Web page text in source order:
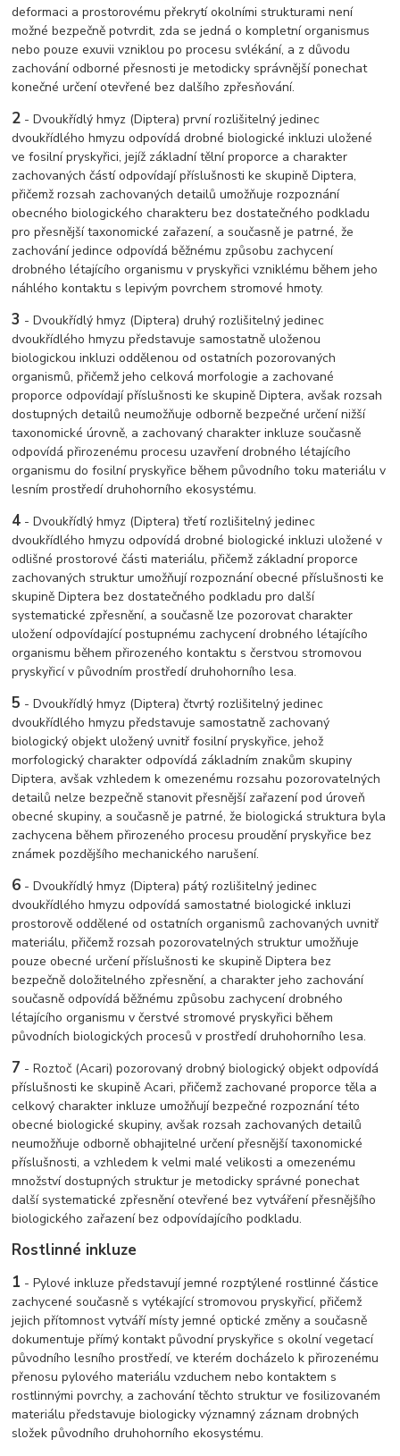
deformaci a prostorovému překrytí okolními strukturami není
možné bezpečně potvrdit, zda se jedná o kompletní organismus
nebo pouze exuvii vzniklou po procesu svlékání, a z důvodu
zachování odborné přesnosti je metodicky správnější ponechat
konečné určení otevřené bez dalšího zpřesňování.
2 - Dvoukřídlý hmyz (Diptera) první rozlišitelný jedinec
dvoukřídlého hmyzu odpovídá drobné biologické inkluzi uložené
ve fosilní pryskyřici, jejíž základní tělní proporce a charakter
zachovaných částí odpovídají příslušnosti ke skupině Diptera,
přičemž rozsah zachovaných detailů umožňuje rozpoznání
obecného biologického charakteru bez dostatečného podkladu
pro přesnější taxonomické zařazení, a současně je patrné, že
zachování jedince odpovídá běžnému způsobu zachycení
drobného létajícího organismu v pryskyřici vzniklému během jeho
náhlého kontaktu s lepivým povrchem stromové hmoty.
3 - Dvoukřídlý hmyz (Diptera) druhý rozlišitelný jedinec
dvoukřídlého hmyzu představuje samostatně uloženou
biologickou inkluzi oddělenou od ostatních pozorovaných
organismů, přičemž jeho celková morfologie a zachované
proporce odpovídají příslušnosti ke skupině Diptera, avšak rozsah
dostupných detailů neumožňuje odborně bezpečné určení nižší
taxonomické úrovně, a zachovaný charakter inkluze současně
odpovídá přirozenému procesu uzavření drobného létajícího
organismu do fosilní pryskyřice během původního toku materiálu v
lesním prostředí druhohorního ekosystému.
4 - Dvoukřídlý hmyz (Diptera) třetí rozlišitelný jedinec
dvoukřídlého hmyzu odpovídá drobné biologické inkluzi uložené v
odlišné prostorové části materiálu, přičemž základní proporce
zachovaných struktur umožňují rozpoznání obecné příslušnosti ke
skupině Diptera bez dostatečného podkladu pro další
systematické zpřesnění, a současně lze pozorovat charakter
uložení odpovídající postupnému zachycení drobného létajícího
organismu během přirozeného kontaktu s čerstvou stromovou
pryskyřicí v původním prostředí druhohorního lesa.
5 - Dvoukřídlý hmyz (Diptera) čtvrtý rozlišitelný jedinec
dvoukřídlého hmyzu představuje samostatně zachovaný
biologický objekt uložený uvnitř fosilní pryskyřice, jehož
morfologický charakter odpovídá základním znakům skupiny
Diptera, avšak vzhledem k omezenému rozsahu pozorovatelných
detailů nelze bezpečně stanovit přesnější zařazení pod úroveň
obecné skupiny, a současně je patrné, že biologická struktura byla
zachycena během přirozeného procesu proudění pryskyřice bez
známek pozdějšího mechanického narušení.
6 - Dvoukřídlý hmyz (Diptera) pátý rozlišitelný jedinec
dvoukřídlého hmyzu odpovídá samostatné biologické inkluzi
prostorově oddělené od ostatních organismů zachovaných uvnitř
materiálu, přičemž rozsah pozorovatelných struktur umožňuje
pouze obecné určení příslušnosti ke skupině Diptera bez
bezpečně doložitelného zpřesnění, a charakter jeho zachování
současně odpovídá běžnému způsobu zachycení drobného
létajícího organismu v čerstvé stromové pryskyřici během
původních biologických procesů v prostředí druhohorního lesa.
7 - Roztoč (Acari) pozorovaný drobný biologický objekt odpovídá
příslušnosti ke skupině Acari, přičemž zachované proporce těla a
celkový charakter inkluze umožňují bezpečné rozpoznání této
obecné biologické skupiny, avšak rozsah zachovaných detailů
neumožňuje odborně obhajitelné určení přesnější taxonomické
příslušnosti, a vzhledem k velmi malé velikosti a omezenému
množství dostupných struktur je metodicky správné ponechat
další systematické zpřesnění otevřené bez vytváření přesnějšího
biologického zařazení bez odpovídajícího podkladu.
Rostlinné inkluze
1 - Pylové inkluze představují jemné rozptýlené rostlinné částice
zachycené současně s vytékající stromovou pryskyřicí, přičemž
jejich přítomnost vytváří místy jemné optické změny a současně
dokumentuje přímý kontakt původní pryskyřice s okolní vegetací
původního lesního prostředí, ve kterém docházelo k přirozenému
přenosu pylového materiálu vzduchem nebo kontaktem s
rostlinnými povrchy, a zachování těchto struktur ve fosilizovaném
materiálu představuje biologicky významný záznam drobných
složek původního druhohorního ekosystému.